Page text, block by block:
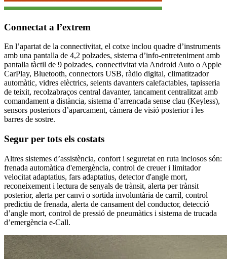
Connectat a l’extrem
En l’apartat de la connectivitat, el cotxe inclou quadre d’instruments
amb una pantalla de 4,2 polzades, sistema d’info-entreteniment amb
pantalla tàctil de 9 polzades, connectivitat via Android Auto o Apple
CarPlay, Bluetooth, connectors USB, ràdio digital, climatitzador
automàtic, vidres elèctrics, seients davanters calefactables, tapisseria
de teixit, recolzabraços central davanter, tancament centralitzat amb
comandament a distància, sistema d’arrencada sense clau (Keyless),
sensors posteriors d’aparcament, càmera de visió posterior i les
barres de sostre.
Segur per tots els costats
Altres sistemes d’assistència, confort i seguretat en ruta inclosos són:
frenada automàtica d'emergència, control de creuer i limitador
velocitat adaptatius, fars adaptatius, detector d'angle mort,
reconeixement i lectura de senyals de trànsit, alerta per trànsit
posterior, alerta per canvi o sortida involuntària de carril, control
predictiu de frenada, alerta de cansament del conductor, detecció
d’angle mort, control de pressió de pneumàtics i sistema de trucada
d’emergència e-Call.